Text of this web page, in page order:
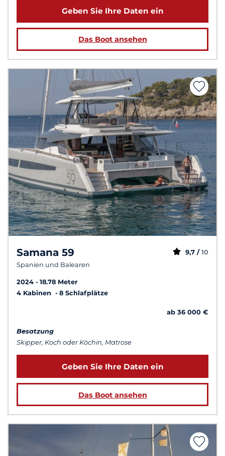
Geben Sie Ihre Daten ein
Das Boot ansehen
Samana 59
Spanien und Balearen
9,7 / 10
2024
18.78 Meter
4 Kabinen
8 Schlafplätze
ab 36 000 €
Besatzung
Skipper, Koch oder Köchin, Matrose
Geben Sie Ihre Daten ein
Das Boot ansehen